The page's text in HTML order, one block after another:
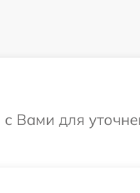
с Вами для